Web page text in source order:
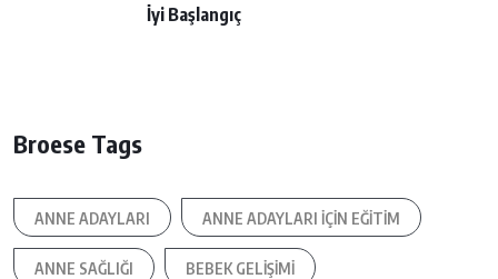
İyi Başlangıç
Broese Tags
ANNE ADAYLARI ANNE ADAYLARI IÇIN EĞITIM
ANNE SAĞLIĞI BEBEK GELIŞIMI